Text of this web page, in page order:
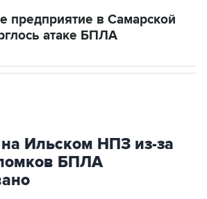
в Самарской
атаке БПЛА
Ильском НПЗ из-за
БПЛА